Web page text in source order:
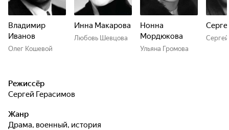
Владимир
Иванов
Олег Кошевой
Инна Макарова
Любовь Шевцова
Нонна
Мордюкова
Ульяна Громова
Режиссёр
Сергей Герасимов
Жанр
драма, военный, история